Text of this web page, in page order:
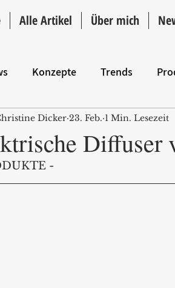
Alle Artikel Über mich
Konzepte Trends
ANZEIGE Intro
Diffuser
Dicker 23. Feb. 1 Min. Lesezeit
-